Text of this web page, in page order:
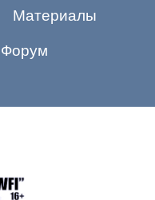
Материалы
Форум